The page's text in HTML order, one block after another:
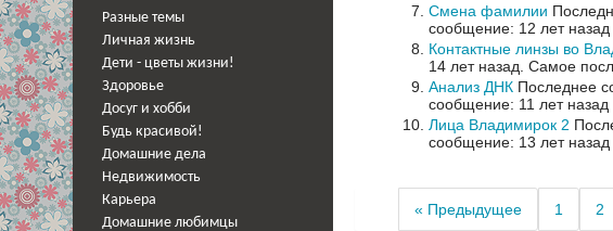
Разные темы
Личная жизнь
Дети - цветы жизни!
Здоровье
Досуг и хобби
Будь красивой!
Домашние дела
Недвижимость
Карьера
Домашние любимцы
Смена фамилии
сообщение: 12 лет назад
Контактные линзы во
14 лет назад. Самое
Анализ ДНК Последнее
сообщение: 11 лет назад
Лица Владимирок 2
сообщение: 13 лет назад
« Предыдущее 1 2